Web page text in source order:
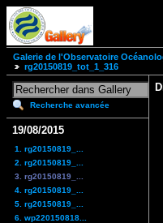
Galerie de l'Observatoire
rg20150819_tot_1_316
Recherche avancée
19/08/2015
1. rg20150819_...
2. rg20150819_...
3. rg20150819_...
4. rg20150819_...
5. rg20150819_...
6. wp220150818...